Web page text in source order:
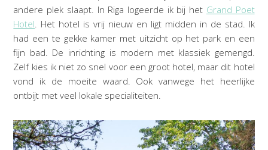
andere plek slaapt. In Riga logeerde ik bij het Grand Poet
Hotel. Het hotel is vrij nieuw en ligt midden in de stad. Ik
had een te gekke kamer met uitzicht op het park en een
fijn bad. De inrichting is modern met klassiek gemengd.
Zelf kies ik niet zo snel voor een groot hotel, maar dit hotel
vond ik de moeite waard. Ook vanwege het heerlijke
ontbijt met veel lokale specialiteiten.